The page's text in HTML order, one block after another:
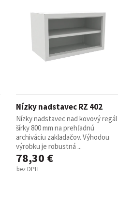
Nízky nadstavec RZ 402
Nízky nadstavec nad kovový regál
šírky 800 mm na prehľadnú
archiváciu zakladačov. Výhodou
výrobku je robustná ...
78,30 €
bez DPH